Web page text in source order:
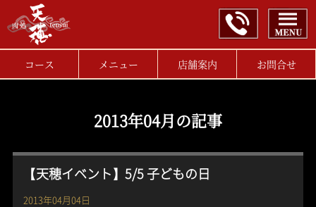
コース メニュー 店舗案内 お問合せ
2013年04月の記事
【天穂イベント】5/5 子どもの日
2013年04月04日